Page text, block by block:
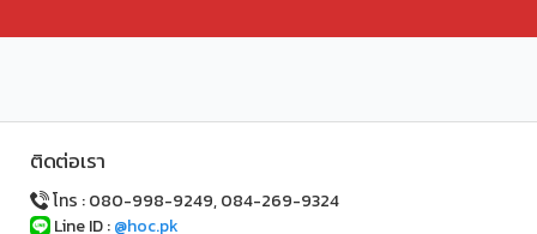
ติดต่อเรา
โทร : 080-998-9249, 084-269-9324
Line ID :@hoc.pk